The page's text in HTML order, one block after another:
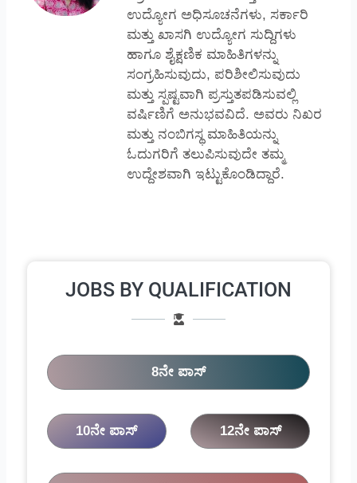
ಉದ್ಯೋಗ ಅಧಿಸೂಚನೆಗಳು, ಸರ್ಕಾರಿ
ಮತ್ತು ಖಾಸಗಿ ಉದ್ಯೋಗ ಸುದ್ದಿಗಳು
ಹಾಗೂ ಶೈಕ್ಷಣಿಕ ಮಾಹಿತಿಗಳನ್ನು
ಸಂಗ್ರಹಿಸುವುದು, ಪರಿಶೀಲಿಸುವುದು
ಮತ್ತು ಸ್ಪಷ್ಟವಾಗಿ ಪ್ರಸ್ತುತಪಡಿಸುವಲ್ಲಿ
ವರ್ಷಿಣಿಗೆ ಅನುಭವವಿದೆ. ಅವರು ನಿಖರ
ಮತ್ತು ನಂಬಿಗಸ್ಥ ಮಾಹಿತಿಯನ್ನು
ಓದುಗರಿಗೆ ತಲುಪಿಸುವುದೇ ತಮ್ಮ
ಉದ್ದೇಶವಾಗಿ ಇಟ್ಟುಕೊಂಡಿದ್ದಾರೆ.
JOBS BY QUALIFICATION
8ನೇ ಪಾಸ್
10ನೇ ಪಾಸ್ 12ನೇ ಪಾಸ್